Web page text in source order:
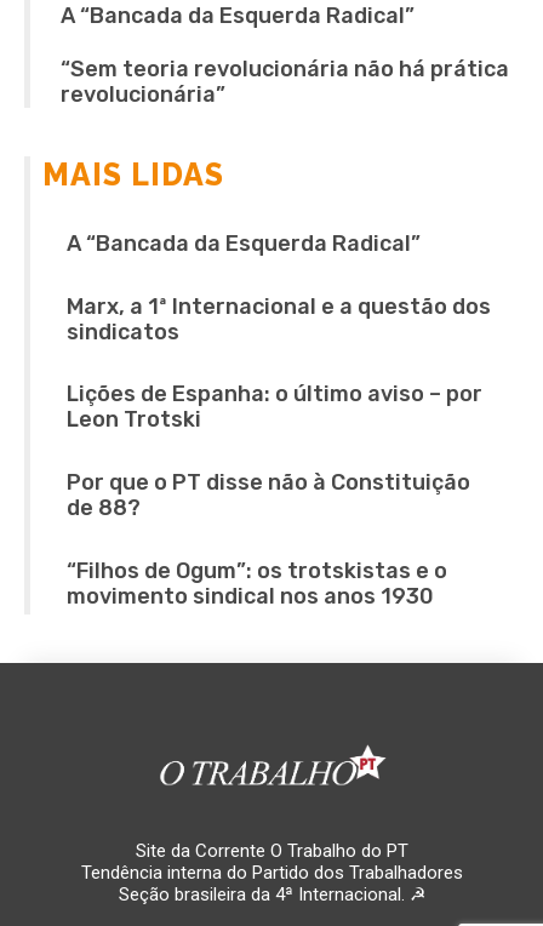
A “Bancada da Esquerda Radical”
“Sem teoria revolucionária não há prática
revolucionária”
MAIS LIDAS
A “Bancada da Esquerda Radical”
Marx, a 1ª Internacional e a questão dos
sindicatos
Lições de Espanha: o último aviso – por
Leon Trotski
Por que o PT disse não à Constituição
de 88?
“Filhos de Ogum”: os trotskistas e o
movimento sindical nos anos 1930
Site da Corrente O Trabalho do PT
Tendência interna do Partido dos Trabalhadores
Seção brasileira da 4ª Internacional. ☭